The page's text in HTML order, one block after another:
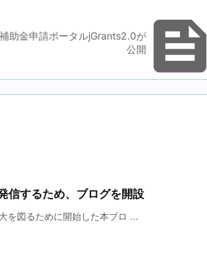

補助金申請ポータルjGrants2.0が
公開
信するため、ブログを開設
を図るために開始した本ブロ ...